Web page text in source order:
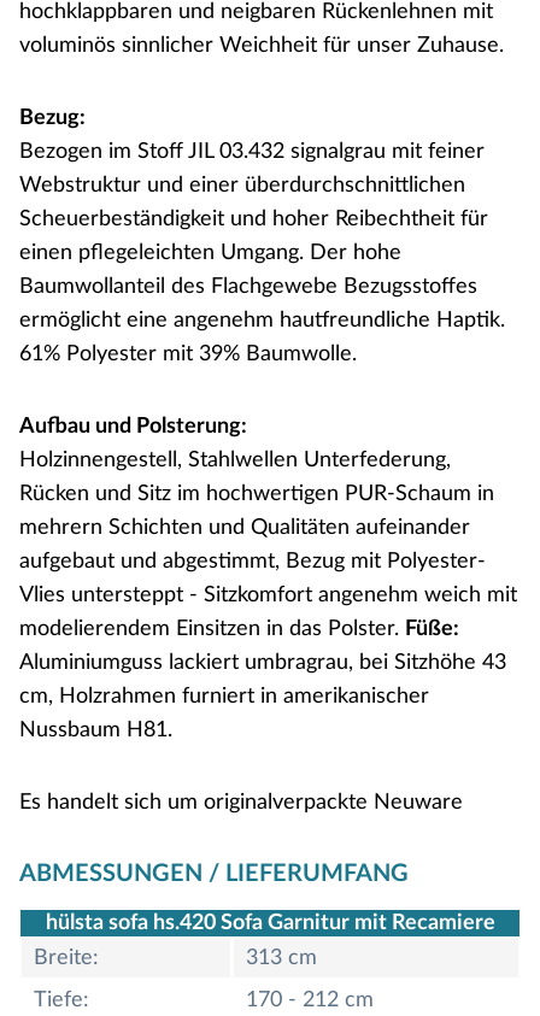
hochklappbaren und neigbaren Rückenlehnen mit
voluminös sinnlicher Weichheit für unser Zuhause.
Bezug:
Bezogen im Stoff JIL 03.432 signalgrau mit feiner
Webstruktur und einer überdurchschnittlichen
Scheuerbeständigkeit und hoher Reibechtheit für
einen pflegeleichten Umgang. Der hohe
Baumwollanteil des Flachgewebe Bezugsstoffes
ermöglicht eine angenehm hautfreundliche Haptik.
61% Polyester mit 39% Baumwolle.
Aufbau und Polsterung:
Holzinnengestell, Stahlwellen Unterfederung,
Rücken und Sitz im hochwertigen PUR-Schaum in
mehrern Schichten und Qualitäten aufeinander
aufgebaut und abgestimmt, Bezug mit Polyester-
Vlies untersteppt - Sitzkomfort angenehm weich mit
modelierendem Einsitzen in das Polster. Füße:
Aluminiumguss lackiert umbragrau, bei Sitzhöhe 43
cm, Holzrahmen furniert in amerikanischer
Nussbaum H81.
Es handelt sich um originalverpackte Neuware
ABMESSUNGEN / LIEFERUMFANG
hülsta sofa hs.420 Sofa Garnitur mit Recamiere
Breite:
313 cm
Tiefe:
170 - 212 cm